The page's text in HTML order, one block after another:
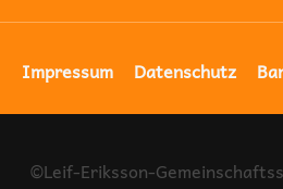
überspringen
Impressum Datenschutz
©Leif-Eriksson-